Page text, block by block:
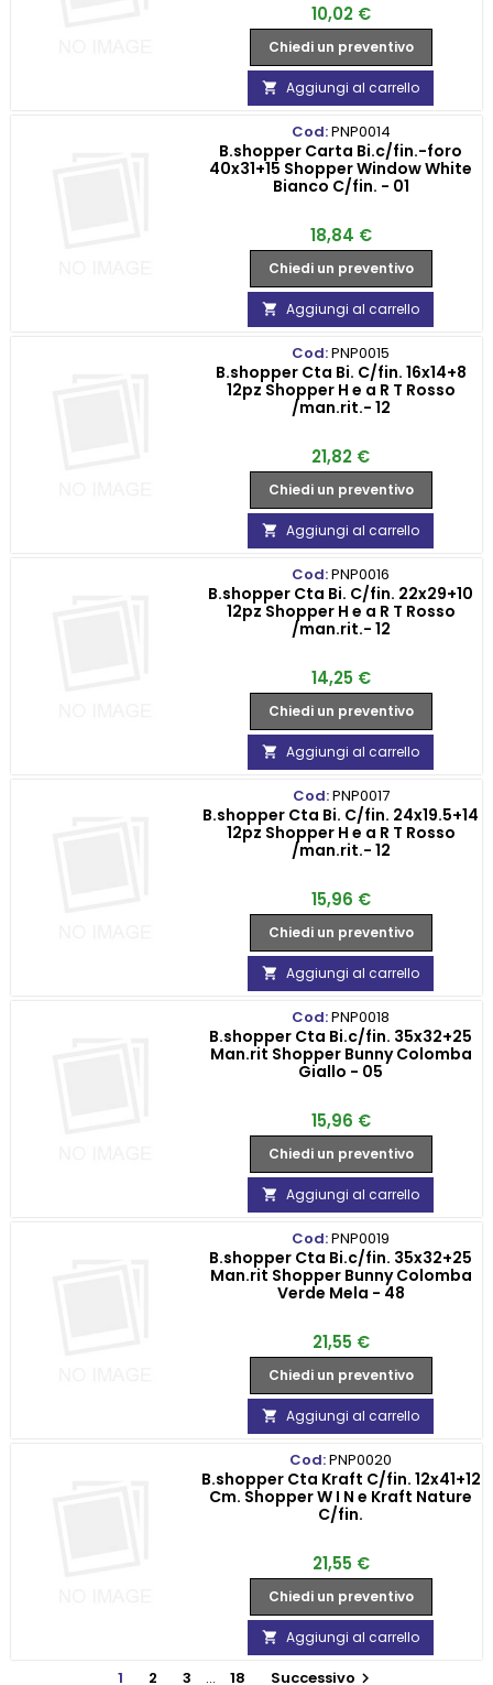
Prezzo
10,02 €
Chiedi un preventivo
 Aggiungi al carrello
Cod:PNP0014
B.shopper Carta Bi.c/fin.-foro
40x31+15 Shopper Window White
Bianco C/fin. - 01
Prezzo
18,84 €
Chiedi un preventivo
 Aggiungi al carrello
Cod:PNP0015
B.shopper Cta Bi. C/fin. 16x14+8
12pz Shopper H e a R T Rosso
/man.rit.- 12
Prezzo
21,82 €
Chiedi un preventivo
 Aggiungi al carrello
Cod:PNP0016
B.shopper Cta Bi. C/fin. 22x29+10
12pz Shopper H e a R T Rosso
/man.rit.- 12
Prezzo
14,25 €
Chiedi un preventivo
 Aggiungi al carrello
Cod:PNP0017
B.shopper Cta Bi. C/fin. 24x19.5+14
12pz Shopper H e a R T Rosso
/man.rit.- 12
Prezzo
15,96 €
Chiedi un preventivo
 Aggiungi al carrello
Cod:PNP0018
B.shopper Cta Bi.c/fin. 35x32+25
Man.rit Shopper Bunny Colomba
Giallo - 05
Prezzo
15,96 €
Chiedi un preventivo
 Aggiungi al carrello
Cod:PNP0019
B.shopper Cta Bi.c/fin. 35x32+25
Man.rit Shopper Bunny Colomba
Verde Mela - 48
Prezzo
21,55 €
Chiedi un preventivo
 Aggiungi al carrello
Cod:PNP0020
B.shopper Cta Kraft C/fin. 12x41+12
Cm. Shopper W I N e Kraft Nature
C/fin.
Prezzo
21,55 €
Chiedi un preventivo
 Aggiungi al carrello
1 2 3 … 18 Successivo 